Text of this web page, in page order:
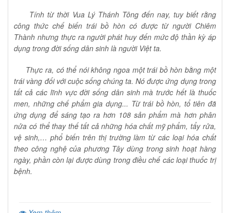
Tính từ thời Vua Lý Thánh Tông đến nay, tuy biết rằng
công thức chế biến trái bồ hòn có được từ người Chiêm
Thành nhưng thực ra người phát huy đến mức độ thần kỳ áp
dụng trong đời sống dân sinh là người Việt ta.
Thực ra, có thể nói không ngoa một trái bồ hòn bằng một
trái vàng đối với cuộc sống chúng ta. Nó được ứng dụng trong
tất cả các lĩnh vực đời sống dân sinh mà trước hết là thuốc
men, những chế phẩm gia dụng... Từ trái bồ hòn, tổ tiên đã
ứng dụng để sáng tạo ra hơn 108 sản phẩm mà hơn phân
nửa có thể thay thế tất cả những hóa chất mỹ phẩm, tẩy rửa,
vệ sinh,… phổ biến trên thị trường làm từ các loại hóa chất
theo công nghệ của phương Tây dùng trong sinh hoạt hàng
ngày, phần còn lại được dùng trong điều chế các loại thuốc trị
bệnh.